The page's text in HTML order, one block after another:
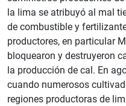
la lima se atribuyó al mal
de combustible y
productores, en particular
bloquearon y destruyeron
la producción de cal. En
cuando numerosos
regiones productoras de